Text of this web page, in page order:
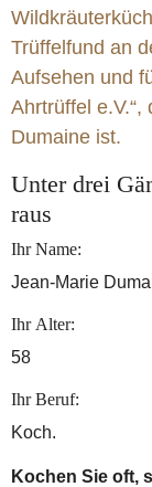
Trüffelfund an
Aufsehen und
Ahrtrüffel
Dumaine ist.
Unter drei
raus
Ihr Name:
Jean-Marie
Ihr Alter:
58
Ihr Beruf:
Koch.
Kochen Sie oft,